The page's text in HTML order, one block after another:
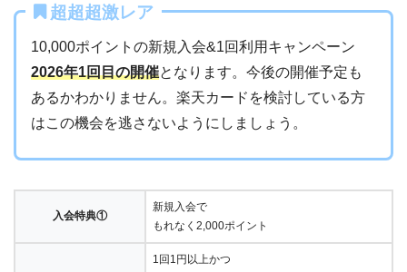
超超超激レア
10,000ポイントの新規入会&1回利用キャンペーン
2026年1回目の開催となります。今後の開催予定も
あるかわかりません。楽天カードを検討している方
はこの機会を逃さないようにしましょう。
入会特典①
新規入会で
もれなく2,000ポイント
1回1円以上かつ